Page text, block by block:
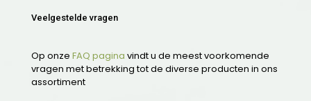
Veelgestelde vragen
Op onze FAQ pagina vindt u de meest voorkomende
vragen met betrekking tot de diverse producten in ons
assortiment